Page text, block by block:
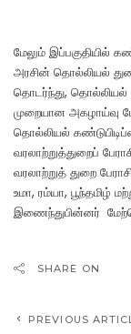
மேலும் இப்பகுதியில்
அரசின் தொல்லியல்
தொடர்ந்து, தொல்லியல்
முறையான அகழாய்வு
தொல்லியல்
வரலாற்றுத்துறைப்
வரலாற்றுத் துறை
உமா, ரம்யா, பூந்தமிழ்
இணைந்துபின்னர்
SHARE ON
PREVIOUS